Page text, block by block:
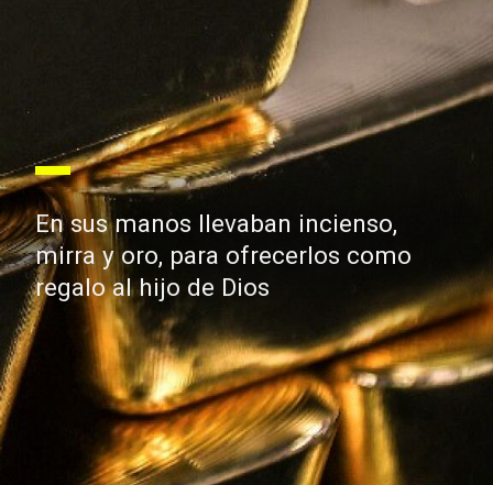
En sus manos llevaban incienso,
mirra y oro, para ofrecerlos como
regalo al hijo de Dios